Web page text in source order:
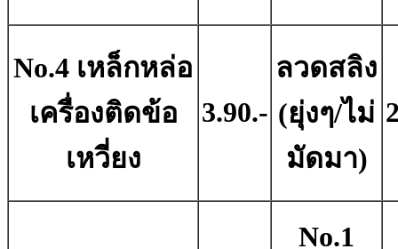
No.4 เหล็กหล่อ
เครื่องติดข้อ
เหวี่ยง
3.90.-
ลวดสลิง
(ยุ่งๆ/ไม่
มัดมา)
No.1